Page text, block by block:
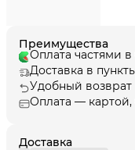
Преимущества
Оплата частями
Доставка в
Удобный возврат
Оплата —
Доставка